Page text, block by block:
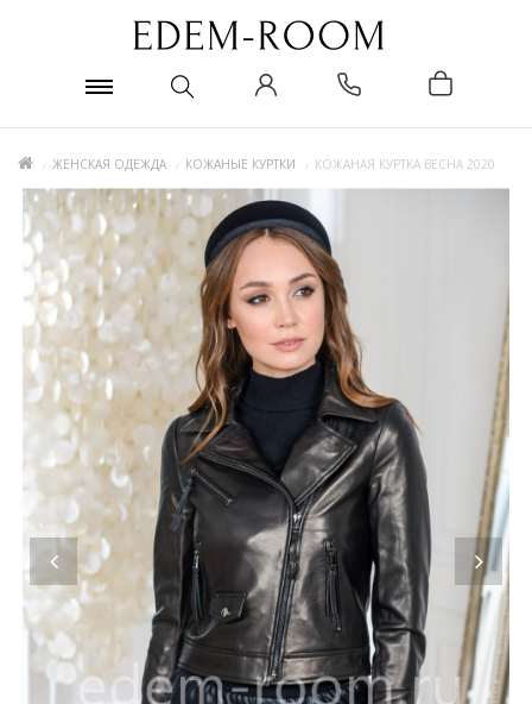
ЖЕНСКАЯ ОДЕЖДА КОЖАНЫЕ КУРТКИ КОЖАНАЯ КУРТКА ВЕСНА 2020